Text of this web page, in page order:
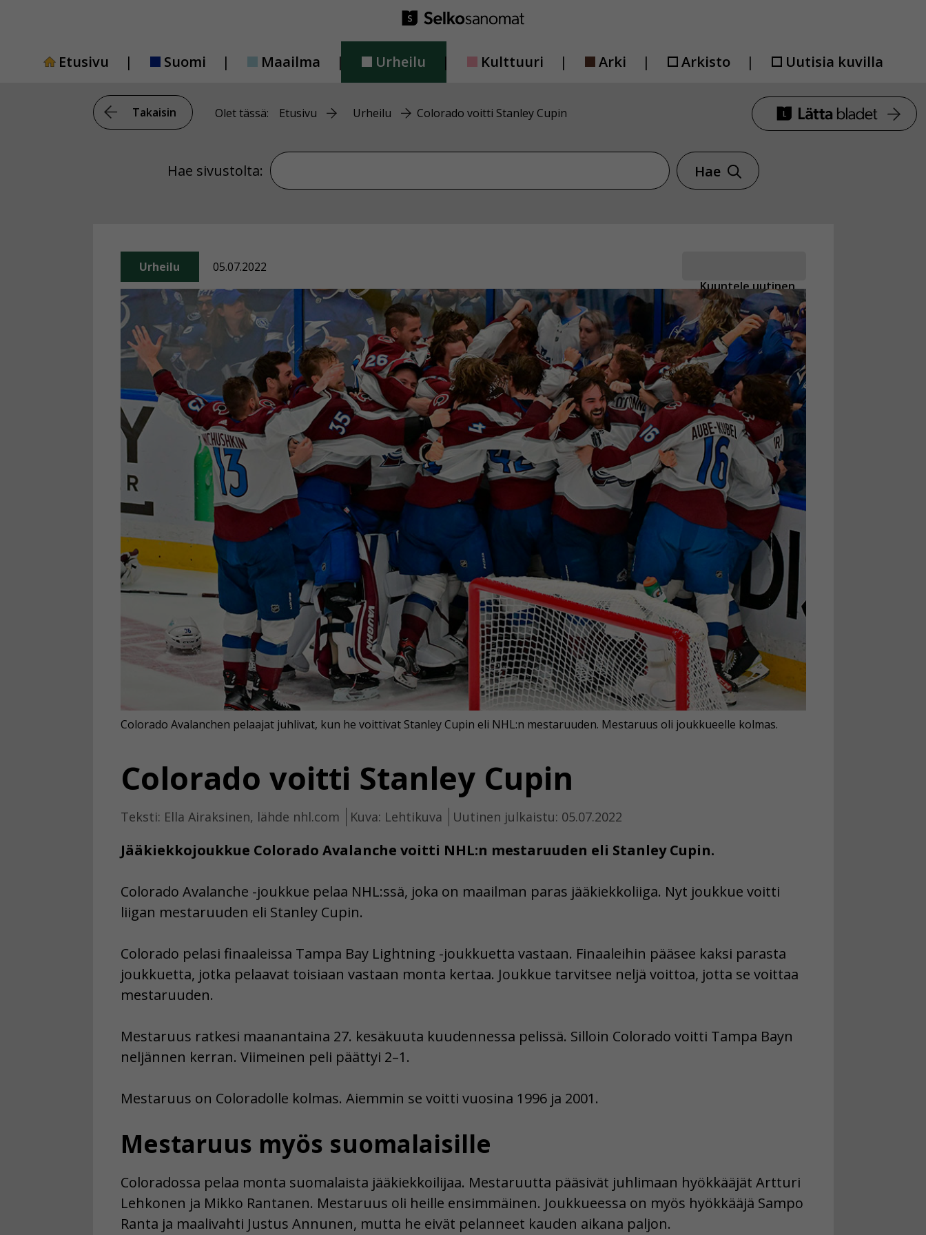
Etusivu
Suomi Maailma Urheilu Kulttuuri Arki Arkisto Uutisia kuvilla
Takaisin Olet tässä: Etusivu Urheilu Colorado voitti Stanley Cupin
Hae sivustolta: Hae sivustolta
Hae
Kuuntele uutinen
Urheilu 05.07.2022
Colorado voitti Stanley Cupin
Teksti: Ella Airaksinen, lähde nhl.com Kuva: Lehtikuva Uutinen julkaistu: 05.07.2022
Jääkiekkojoukkue Colorado Avalanche voitti NHL:n mestaruuden eli Stanley Cupin.
Colorado Avalanchen pelaajat juhlivat, kun he voittivat Stanley Cupin eli NHL:n mestaruuden. Mestaruus oli joukkueelle kolmas.
Colorado Avalanche -joukkue pelaa NHL:ssä, joka on maailman paras jääkiekkoliiga. Nyt joukkue voitti
liigan mestaruuden eli Stanley Cupin.
Colorado pelasi finaaleissa Tampa Bay Lightning -joukkuetta vastaan. Finaaleihin pääsee kaksi parasta
joukkuetta, jotka pelaavat toisiaan vastaan monta kertaa. Joukkue tarvitsee neljä voittoa, jotta se voittaa
mestaruuden.
Mestaruus ratkesi maanantaina 27. kesäkuuta kuudennessa pelissä. Silloin Colorado voitti Tampa Bayn
neljännen kerran. Viimeinen peli päättyi 2–1.
Mestaruus on Coloradolle kolmas. Aiemmin se voitti vuosina 1996 ja 2001.
Mestaruus myös suomalaisille
Coloradossa pelaa monta suomalaista jääkiekkoilijaa. Mestaruutta pääsivät juhlimaan hyökkääjät Artturi
Lehkonen ja Mikko Rantanen. Mestaruus oli heille ensimmäinen. Joukkueessa on myös hyökkääjä Sampo
Ranta ja maalivahti Justus Annunen, mutta he eivät pelanneet kauden aikana paljon.